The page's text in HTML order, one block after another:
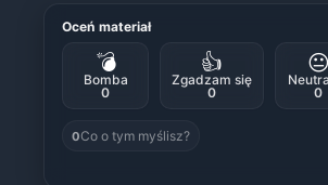
Oceń materiał
💣
Bomba
0
👍
Zgadzam się
0
😐
0
0Co o tym myślisz?